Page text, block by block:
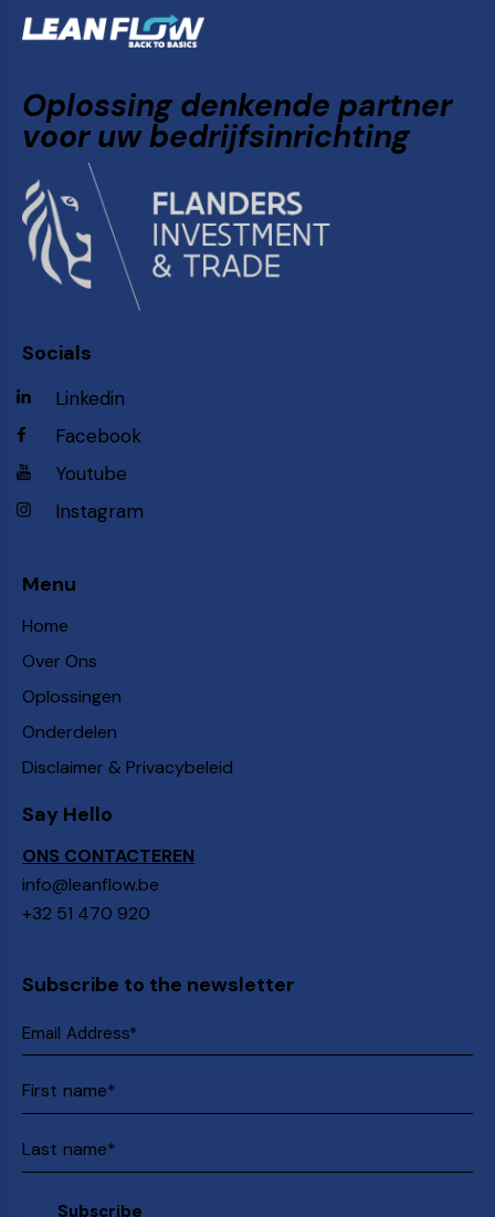
Oplossing denkende partner
voor uw bedrijfsinrichting
Socials
Linkedin
Facebook
Youtube
Instagram
Menu
Home
Over Ons
Oplossingen
Onderdelen
Disclaimer & Privacybeleid
Say Hello
ONS CONTACTEREN
info@leanflow.be
+32 51 470 920
Subscribe to the newsletter